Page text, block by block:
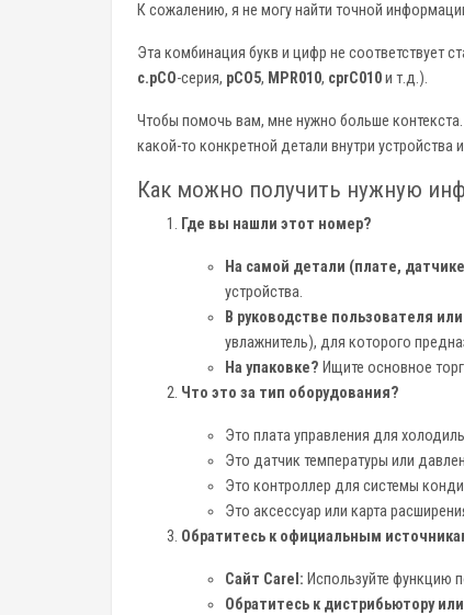
К сожалению, я не могу найти точной
Эта комбинация букв и цифр не соответствует
c.pCO-серия, pCO5, MPR010, cprC010и т.д.).
Чтобы помочь вам, мне нужно больше контекста.
какой-то конкретной детали внутри устройства
Как можно получить нужную
Где вы нашли этот номер?
На самой детали (плате,
устройства.
В руководстве пользователя
увлажнитель), для которого
На упаковке? Ищите основное
Что это за тип оборудования?
Это плата управления для
Это датчик температуры или
Это контроллер для системы
Это аксессуар или карта
Обратитесь к официальным
Сайт Carel: Используйте функцию
Обратитесь к дистрибьютору